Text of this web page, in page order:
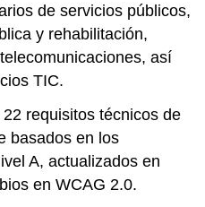
de servicios públicos,
y rehabilitación,
así
TIC.
requisitos técnicos de
basados en los
A, actualizados en
en WCAG 2.0.